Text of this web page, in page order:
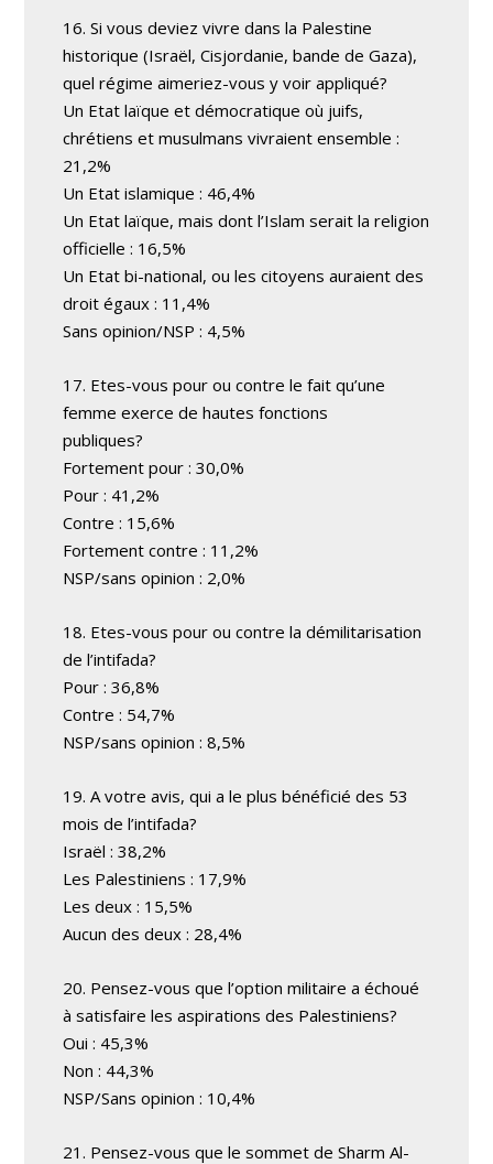
16. Si vous deviez vivre dans la Palestine
historique (Israël, Cisjordanie, bande de Gaza),
quel régime aimeriez-vous y voir appliqué?
Un Etat laïque et démocratique où juifs,
chrétiens et musulmans vivraient ensemble :
21,2%
Un Etat islamique : 46,4%
Un Etat laïque, mais dont l’Islam serait la religion
officielle : 16,5%
Un Etat bi-national, ou les citoyens auraient des
droit égaux : 11,4%
Sans opinion/NSP : 4,5%
17. Etes-vous pour ou contre le fait qu’une
femme exerce de hautes fonctions
publiques?
Fortement pour : 30,0%
Pour : 41,2%
Contre : 15,6%
Fortement contre : 11,2%
NSP/sans opinion : 2,0%
18. Etes-vous pour ou contre la démilitarisation
de l’intifada?
Pour : 36,8%
Contre : 54,7%
NSP/sans opinion : 8,5%
19. A votre avis, qui a le plus bénéficié des 53
mois de l’intifada?
Israël : 38,2%
Les Palestiniens : 17,9%
Les deux : 15,5%
Aucun des deux : 28,4%
20. Pensez-vous que l’option militaire a échoué
à satisfaire les aspirations des Palestiniens?
Oui : 45,3%
Non : 44,3%
NSP/Sans opinion : 10,4%
21. Pensez-vous que le sommet de Sharm Al-